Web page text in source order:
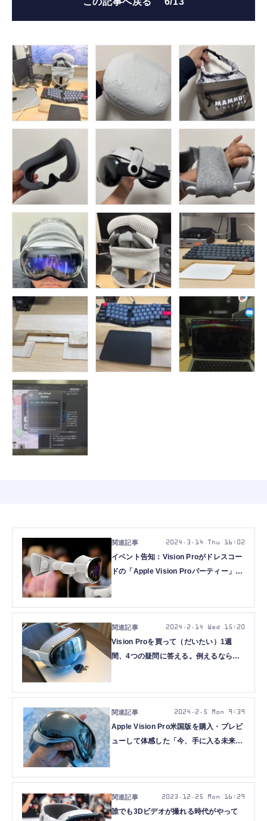
イベント告知：Vision Proがドレスコー
ドの「Apple Vision Proパーティー」第
2024.3.14 Thu 16:02
Vision Proを買って（だいたい）1週
間、4つの疑問に答える。例えるなら初
2024.2.14 Wed 15:20
Apple Vision Pro米国版を購入・プレビ
ューして体感した「今、手に入る未来」
2024.2.5 Mon 9:39
誰でも3Dビデオが撮れる時代がやって
2023.12.25 Mon 16:29